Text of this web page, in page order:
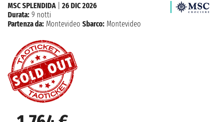
MSC SPLENDIDA| 26 DIC 2026
Durata: 9 notti
Partenza da: Montevideo Sbarco: Montevideo